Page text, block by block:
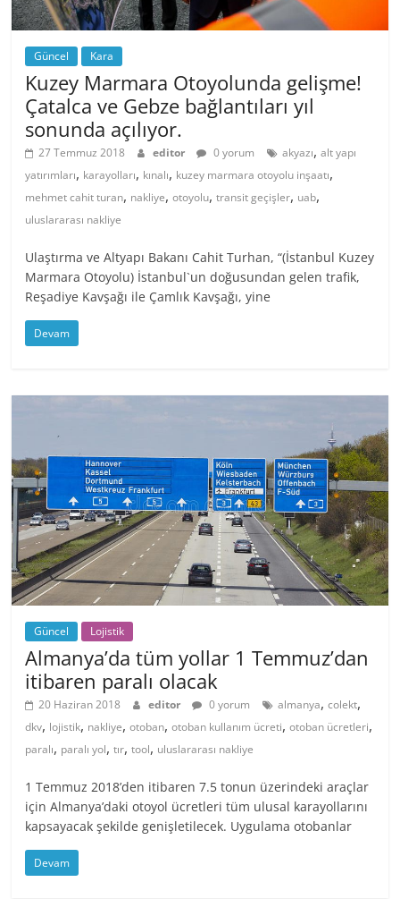
Güncel Kara
Kuzey Marmara Otoyolunda gelişme!
Çatalca ve Gebze bağlantıları yıl
sonunda açılıyor.
27 Temmuz 2018 editor 0 yorum akyazı,alt yapı
yatırımları, karayolları, kınalı, kuzey marmara otoyolu inşaatı,
mehmet cahit turan, nakliye,otoyolu,transit geçişler, uab,
uluslararası nakliye
Ulaştırma ve Altyapı Bakanı Cahit Turhan, “(İstanbul Kuzey
Marmara Otoyolu) İstanbul`un doğusundan gelen trafik,
Reşadiye Kavşağı ile Çamlık Kavşağı, yine
Devam
Güncel Lojistik
Almanya’da tüm yollar 1 Temmuz’dan
itibaren paralı olacak
20 Haziran 2018 editor 0 yorum almanya,colekt,
dkv, lojistik, nakliye,otoban,otoban kullanım ücreti,otoban ücretleri,
paralı, paralı yol,tır,tool, uluslararası nakliye
1 Temmuz 2018’den itibaren 7.5 tonun üzerindeki araçlar
için Almanya’daki otoyol ücretleri tüm ulusal karayollarını
kapsayacak şekilde genişletilecek. Uygulama otobanlar
Devam